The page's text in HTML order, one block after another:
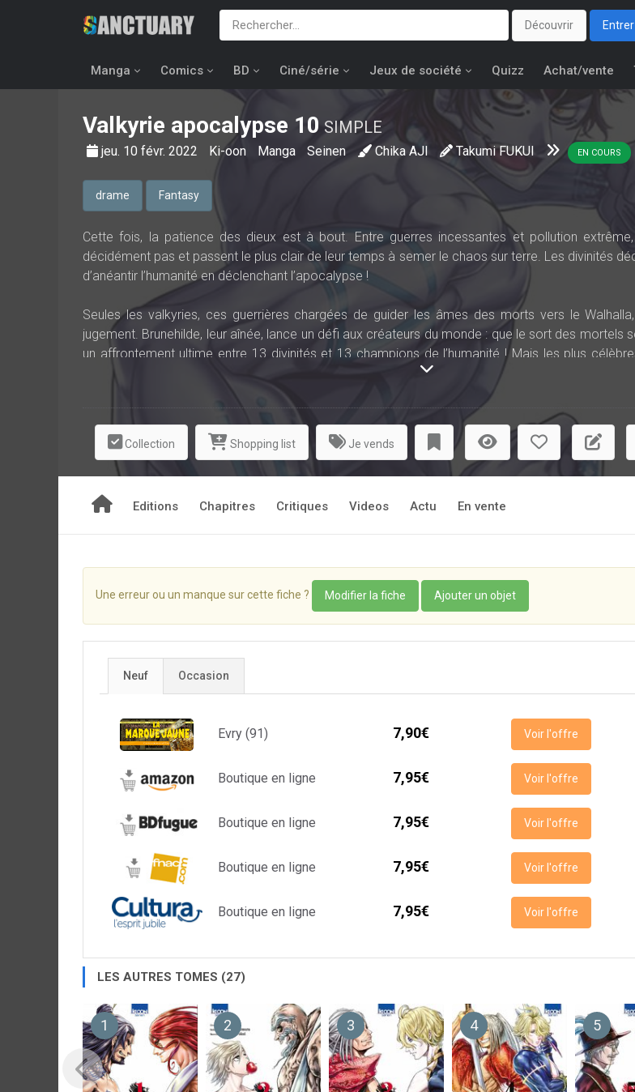
Découvrir
Manga Comics BD Ciné/série Jeux de société Quizz Achat/vente
Valkyrie apocalypse 10 SIMPLE
jeu. 10 févr. 2022 Ki-oon Manga Seinen Chika AJI Takumi FUKUI EN COURS
drame Fantasy
Cette fois, la patience des dieux est à bout. Entre guerres incessantes et pollution extrême,
décidément pas et passent le plus clair de leur temps à semer le chaos sur terre. Les divinités
d’anéantir l’humanité en déclenchant l’apocalypse !
Seules les valkyries, ces guerrières chargées de guider les âmes des morts vers le
jugement. Brunehilde, leur aînée, lance un défi aux créateurs du monde : que le sort des mortels
un affrontement ultime entre 13 divinités et 13 champions de l’humanité ! Mais les plus
feront-ils le poids face à Zeus, Belzébuth ou Shiva ?
Collection Shopping list Je vends
Editions Chapitres Critiques Videos Actu En vente
Une erreur ou un manque sur cette fiche ? Modifier la fiche Ajouter un objet
Neuf Occasion
Evry (91) 7,90€ Voir l'offre
Boutique en ligne 7,95€ Voir l'offre
Boutique en ligne 7,95€ Voir l'offre
Boutique en ligne 7,95€ Voir l'offre
Boutique en ligne 7,95€ Voir l'offre
LES AUTRES TOMES (27)
1 2 3 4 5